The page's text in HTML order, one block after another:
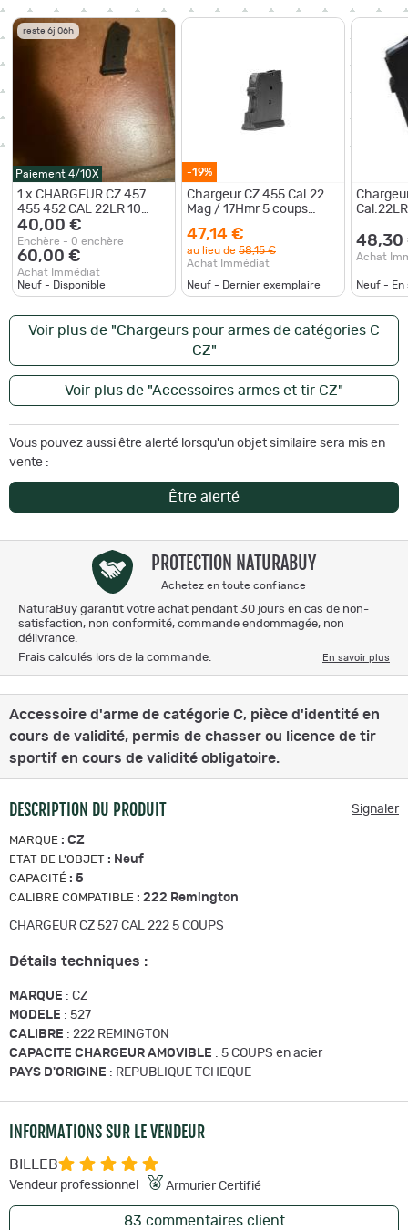
reste 6j 06h
Paiement 4/10X
1 x CHARGEUR CZ 457
455 452 CAL 22LR 10
COUPS
40,00 €
Enchère - 0 enchère
60,00 €
Achat Immédiat
Neuf - Disponible
-19%
Chargeur CZ 455 Cal.22
Mag / 17Hmr 5 coups
47,14 €
au lieu de 58,15 €
Achat Immédiat
Neuf - Dernier exemplaire
48,30
Achat
Neuf - En
Voir plus de "Chargeurs pour armes de catégories C
CZ"
Voir plus de "Accessoires armes et tir CZ"
Vous pouvez aussi être alerté lorsqu'un objet similaire sera mis en
vente :
Être alerté
PROTECTION NATURABUY
Achetez en toute confiance
NaturaBuy garantit votre achat pendant 30 jours en cas de non-
satisfaction, non conformité, commande endommagée, non
délivrance.
Frais calculés lors de la commande.
En savoir plus
Accessoire d'arme de catégorie C, pièce d'identité en
cours de validité, permis de chasser ou licence de tir
sportif en cours de validité obligatoire.
DESCRIPTION DU PRODUIT Signaler
MARQUE : CZ
ETAT DE L'OBJET : Neuf
CAPACITÉ : 5
CALIBRE COMPATIBLE : 222 Remington
CHARGEUR CZ 527 CAL 222 5 COUPS
Détails techniques :
MARQUE : CZ
MODELE : 527
CALIBRE : 222 REMINGTON
CAPACITE CHARGEUR AMOVIBLE : 5 COUPS en acier
PAYS D'ORIGINE : REPUBLIQUE TCHEQUE
INFORMATIONS SUR LE VENDEUR
BILLEB
Vendeur professionnel Armurier Certifié
83 commentaires client